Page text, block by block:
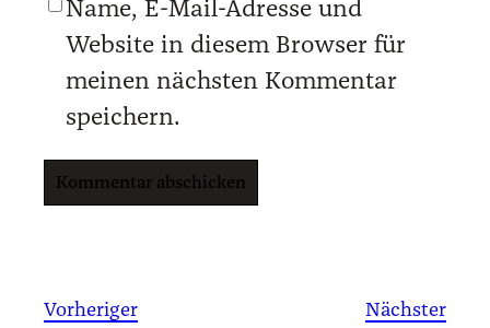
Name, E-Mail-Adresse und
Website in diesem Browser für
meinen nächsten Kommentar
speichern.
Vorheriger Nächster